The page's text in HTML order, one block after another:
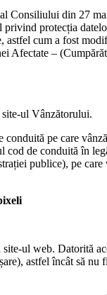
Consiliului din 27
protecția
cum a fost
Afectate –
ul Vânzătorului.
pe care
cod de conduită în
publice), pe
ul web. Datorită
astfel încât să